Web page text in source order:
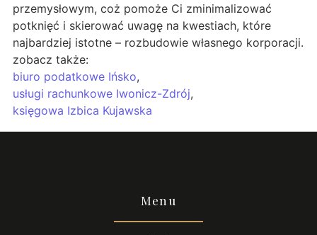
przemysłowym, coż pomoże Ci zminimalizować
potknięć i skierować uwagę na kwestiach, które
najbardziej istotne – rozbudowie własnego korporacji.
zobacz także:
biuro podatkowe Ińsko,
usługi rachunkowe Iwonicz-Zdrój,
księgowa Izbica Kujawska
Menu